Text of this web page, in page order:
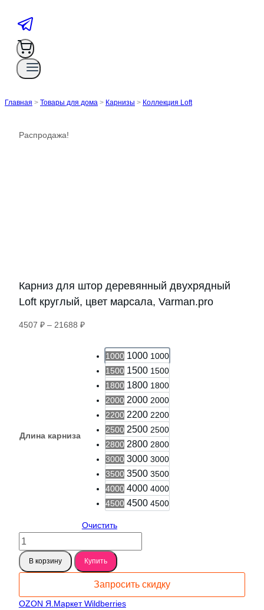
Главная > Товары для дома > Карнизы > Коллекция Loft
Распродажа!
Карниз для штор деревянный двухрядный
Loft круглый, цвет марсала, Varman.pro
4507 ₽ – 21688 ₽Диапазон
4507 ₽
21688 ₽
Длина карниза
1000 1000 1000
1500 1500 1500
1800 1800 1800
2000 2000 2000
2200 2200 2200
2500 2500 2500
2800 2800 2800
3000 3000 3000
3500 3500 3500
4000 4000 4000
4500 4500 4500
Очистить
Количество
товара
Карниз
для
деревянный
В корзину Купить
Запросить скидку
OZON Я.МаркетWildberries